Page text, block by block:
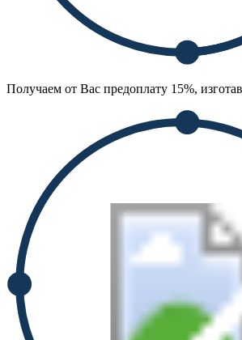
Получаем от Вас предоплату 15%,